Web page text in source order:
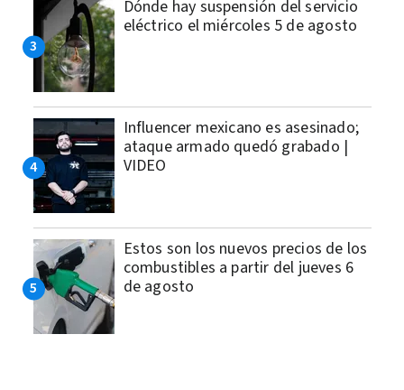
Dónde hay suspensión del servicio
eléctrico el miércoles 5 de agosto
Influencer mexicano es asesinado;
ataque armado quedó grabado |
VIDEO
Estos son los nuevos precios de los
combustibles a partir del jueves 6
de agosto